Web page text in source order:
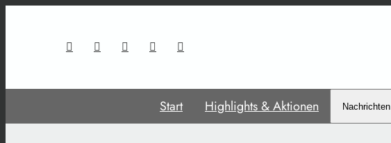
Start Highlights & Aktionen Nachrichten